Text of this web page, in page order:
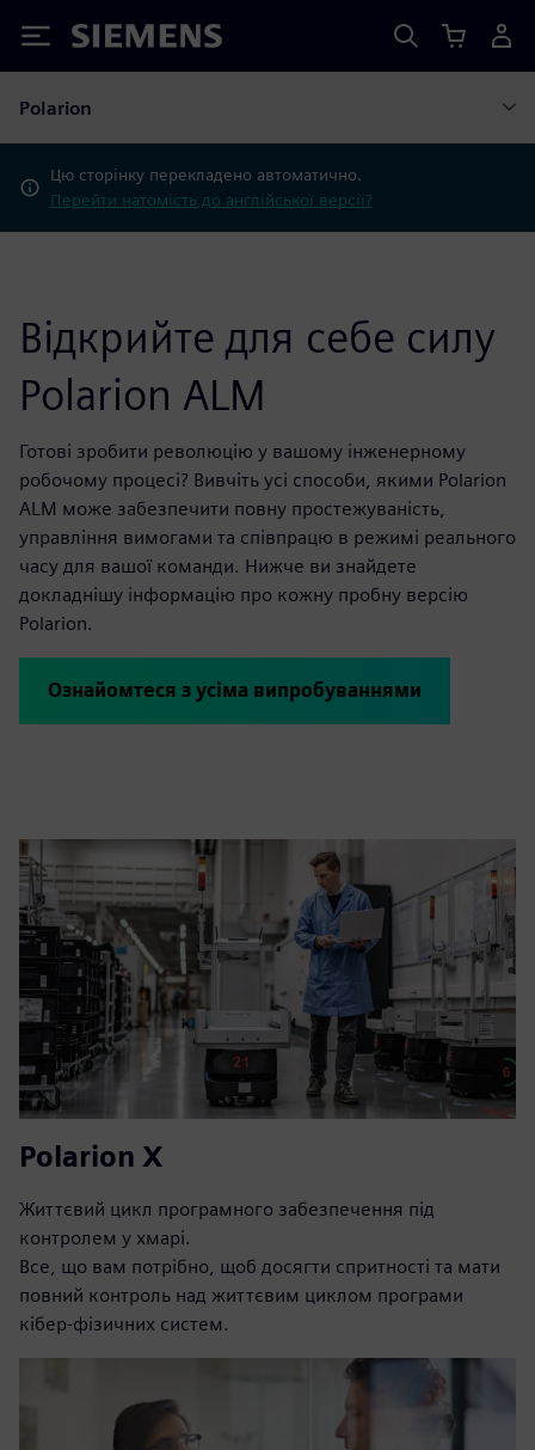
Siemens
Polarion
Цю сторінку перекладено автоматично.
Перейти натомість до англійської версії?
Відкрийте для себе силу
Polarion ALM
Готові зробити революцію у вашому інженерному
робочому процесі? Вивчіть усі способи, якими Polarion
ALM може забезпечити повну простежуваність,
управління вимогами та співпрацю в режимі реального
часу для вашої команди. Нижче ви знайдете
докладнішу інформацію про кожну пробну версію
Polarion.
Ознайомтеся з усіма випробуваннями
Polarion X
Життєвий цикл програмного забезпечення під
контролем у хмарі.
Все, що вам потрібно, щоб досягти спритності та мати
повний контроль над життєвим циклом програми
кібер-фізичних систем.